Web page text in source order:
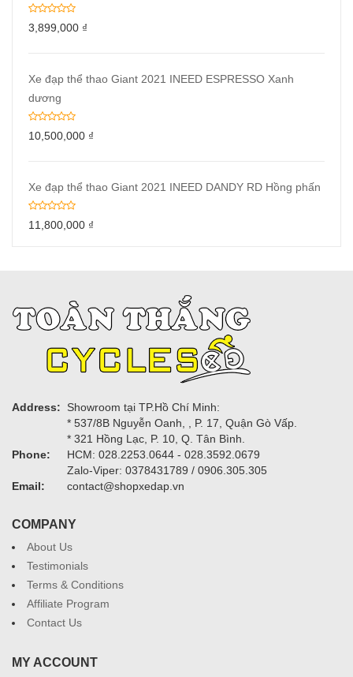
3,899,000 ₫
Xe đạp thể thao Giant 2021 INEED ESPRESSO Xanh
dương
10,500,000 ₫
Xe đạp thể thao Giant 2021 INEED DANDY RD Hồng phấn
11,800,000 ₫
Address:
Showroom tại TP.Hồ Chí Minh:
* 537/8B Nguyễn Oanh, , P. 17, Quận Gò Vấp.
* 321 Hồng Lạc, P. 10, Q. Tân Bình.
Phone:
HCM: 028.2253.0644 - 028.3592.0679
Zalo-Viper: 0378431789 / 0906.305.305
Email:
contact@shopxedap.vn
COMPANY
About Us
Testimonials
Terms & Conditions
Affiliate Program
Contact Us
MY ACCOUNT